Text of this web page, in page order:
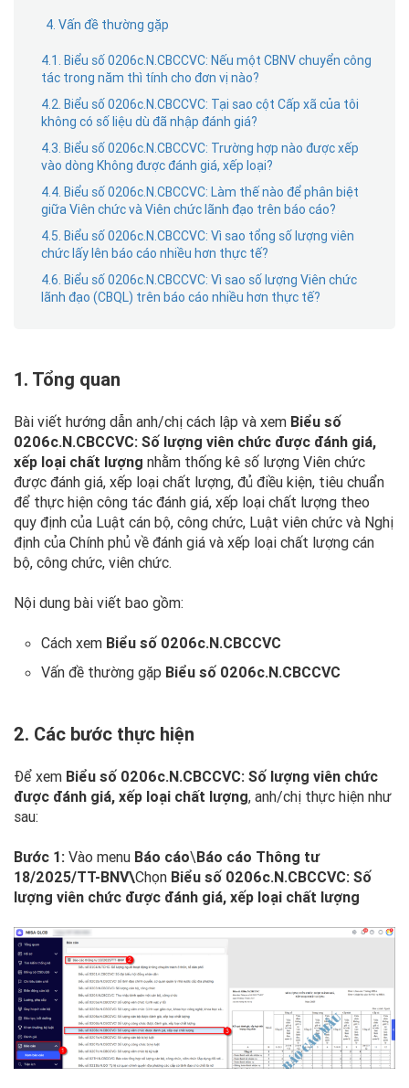
4. Vấn đề thường gặp
4.1. Biểu số 0206c.N.CBCCVC: Nếu một CBNV chuyển công
tác trong năm thì tính cho đơn vị nào?
4.2. Biểu số 0206c.N.CBCCVC: Tại sao cột Cấp xã của tôi
không có số liệu dù đã nhập đánh giá?
4.3. Biểu số 0206c.N.CBCCVC: Trường hợp nào được xếp
vào dòng Không được đánh giá, xếp loại?
4.4. Biểu số 0206c.N.CBCCVC: Làm thế nào để phân biệt
giữa Viên chức và Viên chức lãnh đạo trên báo cáo?
4.5. Biểu số 0206c.N.CBCCVC: Vì sao tổng số lượng viên
chức lấy lên báo cáo nhiều hơn thực tế?
4.6. Biểu số 0206c.N.CBCCVC: Vì sao số lượng Viên chức
lãnh đạo (CBQL) trên báo cáo nhiều hơn thực tế?
1. Tổng quan
Bài viết hướng dẫn anh/chị cách lập và xem Biểu số
0206c.N.CBCCVC: Số lượng viên chức được đánh giá,
xếp loại chất lượng nhằm thống kê số lượng Viên chức
được đánh giá, xếp loại chất lượng, đủ điều kiện, tiêu chuẩn
để thực hiện công tác đánh giá, xếp loại chất lượng theo
quy định của Luật cán bộ, công chức, Luật viên chức và Nghị
định của Chính phủ về đánh giá và xếp loại chất lượng cán
bộ, công chức, viên chức.
Nội dung bài viết bao gồm:
Cách xem Biểu số 0206c.N.CBCCVC
Vấn đề thường gặp Biểu số 0206c.N.CBCCVC
2. Các bước thực hiện
Để xem Biểu số 0206c.N.CBCCVC: Số lượng viên chức
được đánh giá, xếp loại chất lượng, anh/chị thực hiện như
sau:
Bước 1: Vào menu Báo cáo\Báo cáo Thông tư
18/2025/TT-BNV\Chọn Biểu số 0206c.N.CBCCVC: Số
lượng viên chức được đánh giá, xếp loại chất lượng